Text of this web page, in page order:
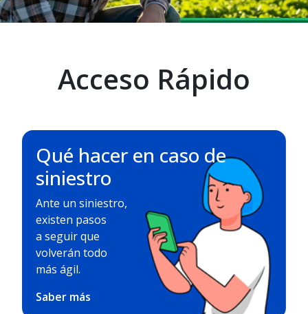
Acceso Rápido
Qué hacer en caso de
siniestro
Ante un siniestro,
existen pasos
a seguir que
volverán todo
más ágil.
Saber más